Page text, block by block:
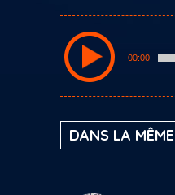
00:00
DANS LA